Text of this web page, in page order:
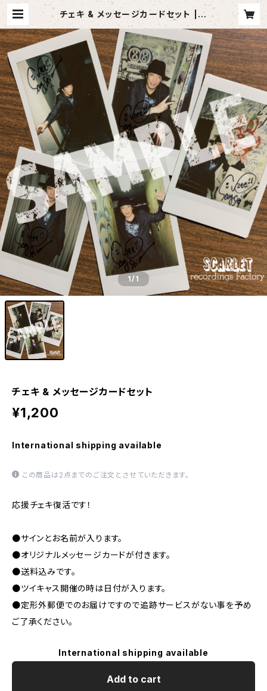
チェキ & メッセージカードセット | S
CARLET recordings Factory
1/1
チェキ & メッセージカードセット
¥1,200
International shipping available
この商品は2点までのご注文とさせていただきます。
応援チェキ復活です！
●サインとお名前が入ります。
●オリジナルメッセージカードが付きます。
●送料込みです。
●ツイキャス開催の時は日付が入ります。
●定形外郵便でのお届けですので追跡サービスがない事を予め
ご了承ください。
International shipping available
Add to cart